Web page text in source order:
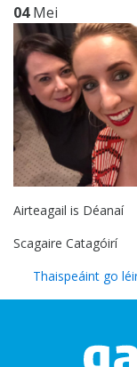
04Mei
Airteagail is Déanaí
Scagaire Catagóirí
Thaispeáint go